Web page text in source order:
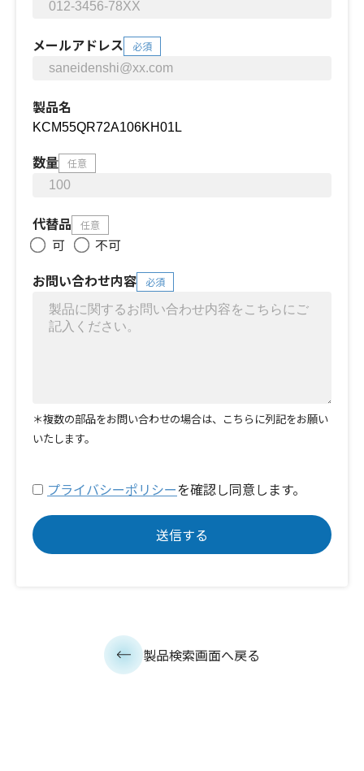
メールアドレス 必須
製品名
数量 任意
代替品 任意
可
不可
お問い合わせ内容
必須
＊複数の部品をお問い合わせの場合は、こちらに列記をお願い
いたします。
プライバシーポリシーを確認し同意します。
製品検索画面へ戻る